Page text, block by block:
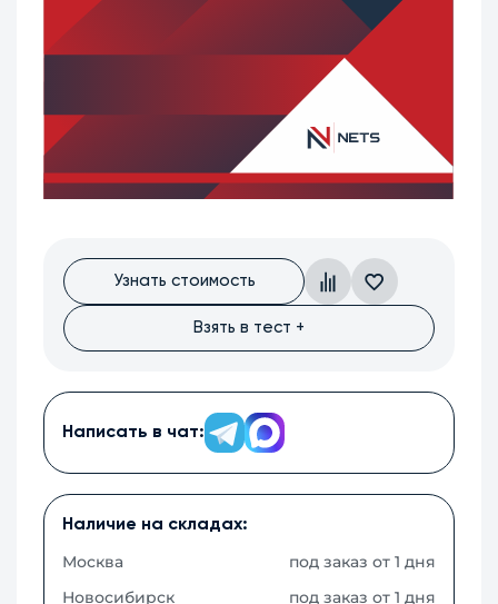
Узнать стоимость
Взять в тест +
Написать в чат:
Наличие на складах:
Москва
под заказ от 1 дня
Новосибирск
под заказ от 1 дня